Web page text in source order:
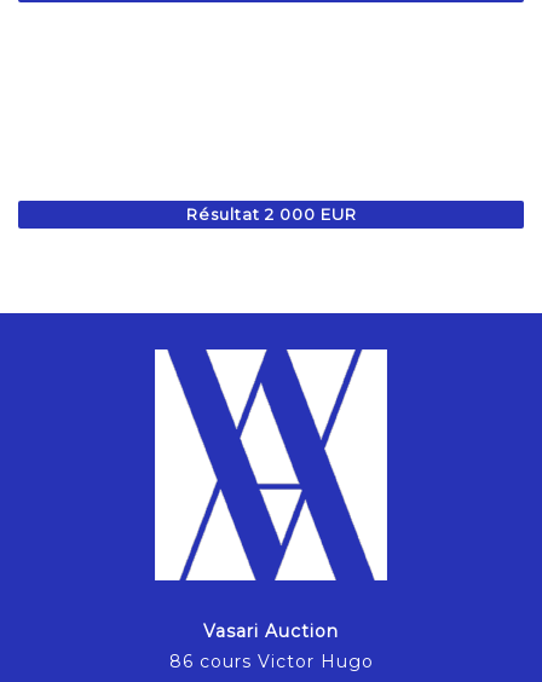
Résultat 2 000 EUR
Vasari Auction
86 cours Victor Hugo